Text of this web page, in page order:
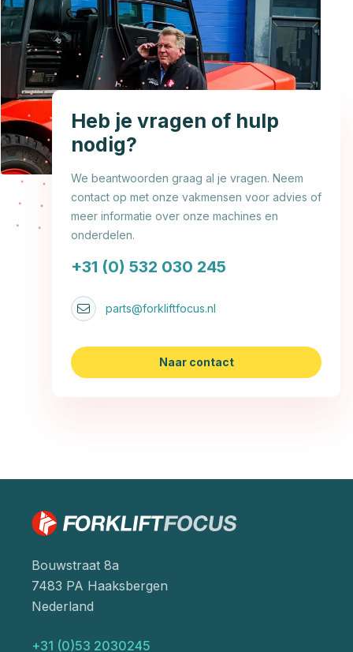
Heb je vragen of hulp
nodig?
We beantwoorden graag al je vragen. Neem
contact op met onze vakmensen voor advies of
meer informatie over onze machines en
onderdelen.
+31 (0) 532 030 245
parts@forkliftfocus.nl
Naar contact
Bouwstraat 8a
7483 PA Haaksbergen
Nederland
+31 (0)53 2030245